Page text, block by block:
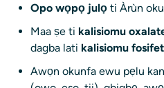
Opo wọpọ julọ ti Àrùn
Maa ṣe ti kalisiomu
dagba lati kalisiomu
Awọn okunfa ewu pẹlu kan